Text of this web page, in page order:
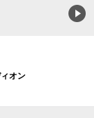
オン